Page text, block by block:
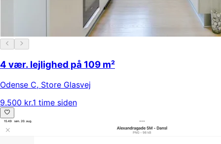
4 vær. lejlighed på 109 m²
Odense C, Store Glasvej
9.500 kr.1 time siden